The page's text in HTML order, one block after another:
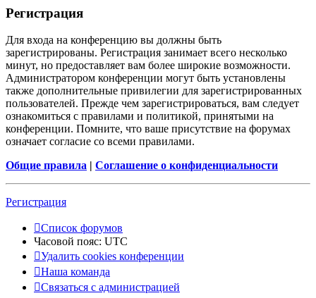
Регистрация
Для входа на конференцию вы должны быть
зарегистрированы. Регистрация занимает всего несколько
минут, но предоставляет вам более широкие возможности.
Администратором конференции могут быть установлены
также дополнительные привилегии для зарегистрированных
пользователей. Прежде чем зарегистрироваться, вам следует
ознакомиться с правилами и политикой, принятыми на
конференции. Помните, что ваше присутствие на форумах
означает согласие со всеми правилами.
Общие правила | Соглашение о конфиденциальности
Регистрация
Список форумов
Часовой пояс: UTC
Удалить cookies конференции
Наша команда
Связаться с администрацией